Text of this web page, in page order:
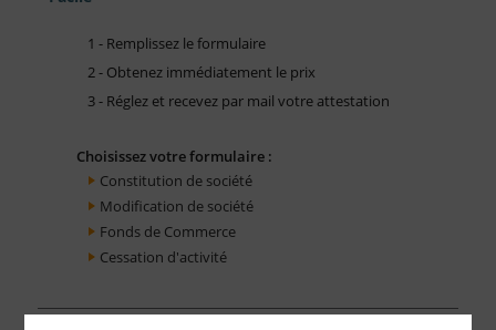
1 - Remplissez le formulaire
2 - Obtenez immédiatement le prix
3 - Réglez et recevez par mail votre attestation
Choisissez votre formulaire :
Constitution de société
Modification de société
Fonds de Commerce
Cessation d'activité